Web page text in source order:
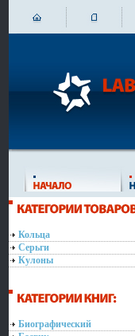
Кольца
Серьги
Кулоны
Биографический